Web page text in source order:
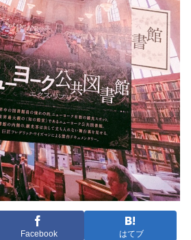
Facebook はてブ